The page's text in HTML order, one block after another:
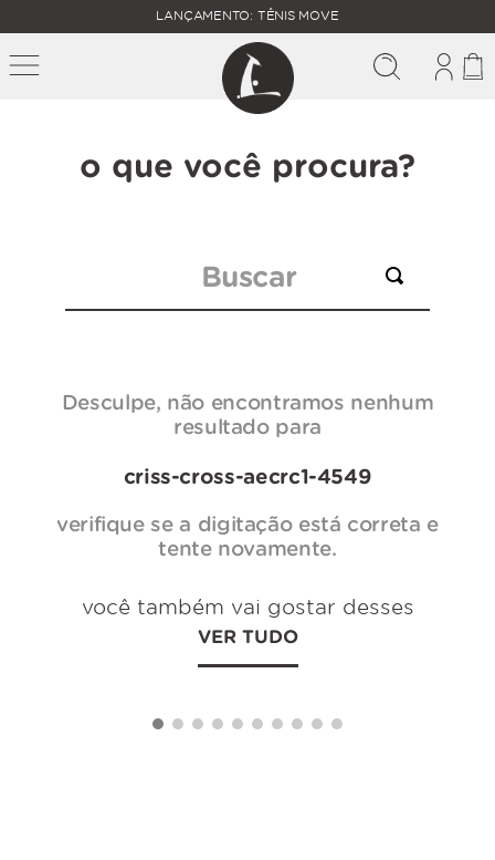
FALTAM
MAIS
R$
400,00
PARA O
FRETE
GRÁTIS
LANÇAMENTO: TÊNIS MOVE
o que você procura?
Desculpe, não encontramos nenhum
resultado para
criss-cross-aecrc1-4549
verifique se a digitação está correta e
tente novamente.
você também vai gostar desses
VER TUDO